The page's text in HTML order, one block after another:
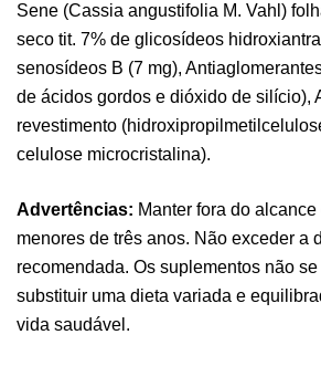
Sene (Cassia angustifolia M. Vahl)
seco tit. 7% de glicosídeos
senosídeos B (7 mg),
de ácidos gordos e dióxido de silício),
revestimento
celulose microcristalina).
Advertências: Manter fora do
menores de três anos. Não exceder a
recomendada. Os suplementos não
substituir uma dieta variada e
vida saudável.
Pure Electrolytes 270
Desporto,Suplementos
7,50€
Triple Magnesium + B6
Ostrovit
9,50€
Vitamin D3 + K2 90